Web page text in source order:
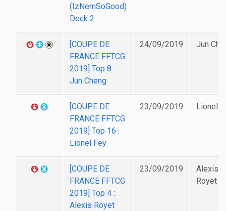
(IzNemSoGood)
Deck 2
[COUPE DE
FRANCE FFTCG
2019] Top 8 :
Jun Cheng
24/09/2019 Jun
[COUPE DE
FRANCE FFTCG
2019] Top 16 :
Lionel Fey
23/09/2019 Lionel
[COUPE DE
FRANCE FFTCG
2019] Top 4 :
Alexis Royet
23/09/2019
Alexis
Royet